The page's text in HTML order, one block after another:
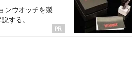
ンウオッチを製
する。